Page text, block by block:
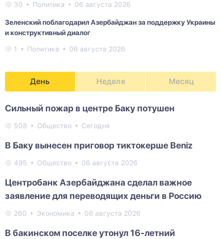
30 Политика 06 августа 2026
Зеленский поблагодарил Азербайджан за поддержку Украины
и конструктивный диалог
1 Политика 06 августа 2026
День Неделя Месяц
Сильный пожар в центре Баку потушен
508 Общество Сегодня
В Баку вынесен приговор тиктокерше Beniz
495 Общество 06 августа 2026
Центробанк Азербайджана сделал важное
заявление для переводящих деньги в Россию
260 Экономика 06 августа 2026
В бакинском поселке утонул 16-летний